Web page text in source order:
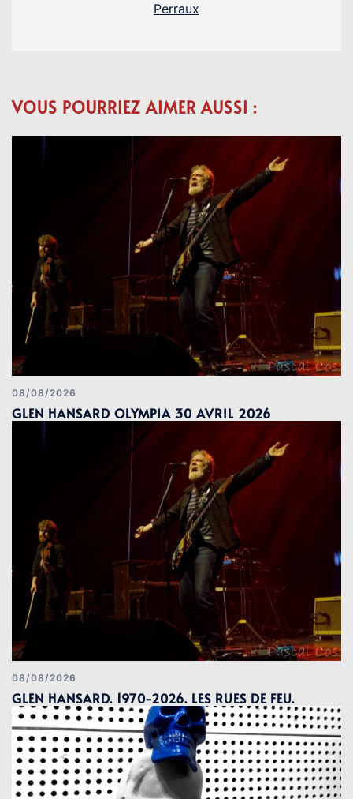
Perraux
VOUS POURRIEZ AIMER AUSSI :
08/08/2026
GLEN HANSARD OLYMPIA 30 AVRIL 2026
08/08/2026
GLEN HANSARD. 1970-2026. LES RUES DE FEU.